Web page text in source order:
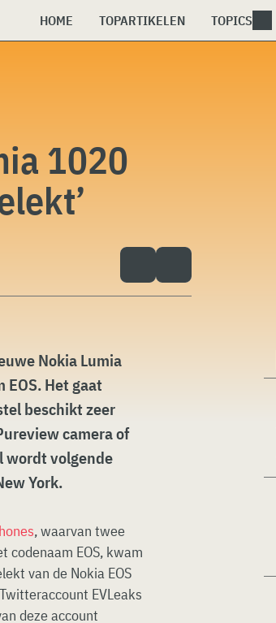
HOME TOPARTIKELEN TOPICS
1020
Nokia Lumia
Het gaat
beschikt zeer
camera of
wordt volgende
York.
, waarvan twee
codenaam EOS, kwam
van de Nokia EOS
EVLeaks
deze account